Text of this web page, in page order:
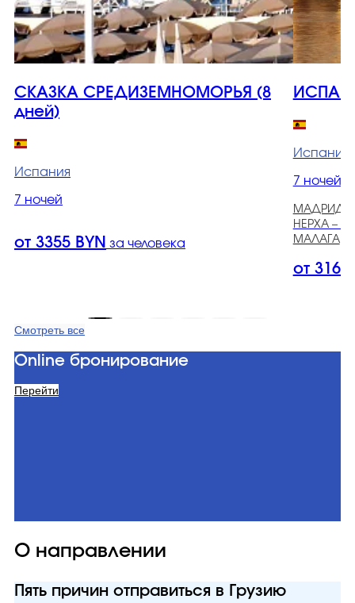
СКАЗКА СРЕДИЗЕМНОМОРЬЯ (8
дней)
Испания
7 ночей
от 3355 BYN за человека
Испания
7 ночей
МАДРИД –
НЕРХА –
МАЛАГА
от 3164
Смотреть все
Online бронирование
Перейти
О направлении
Пять причин отправиться в Грузию